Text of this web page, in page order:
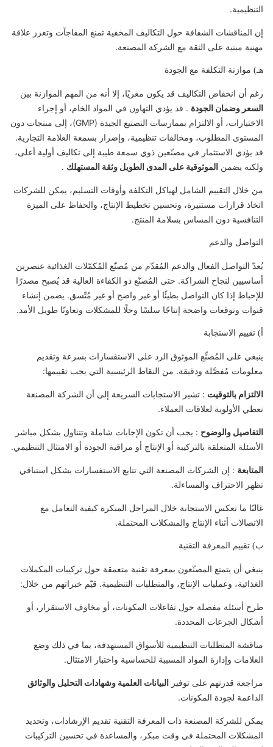
التنظيمية.
إن المناقشات الشفافة حول التكاليف المخفية تمنع المفاجآت وتعزز علاقة
مهنية مبنية على الثقة مع الشركة المصنعة.
هـ) موازنة التكلفة مع الجودة
رغم أن انخفاض التكاليف قد يكون مغريًا، إلا أنه من المهم الموازنة بين
السعر وضمان الجودة . قد يؤدي التهاون في المواد الخام، أو إجراء
الاختبارات، أو الالتزام بممارسات التصنيع الجيدة (GMP)، إلى منتجات دون
المستوى المطلوب، ومخالفات تنظيمية، وإضرار بسمعة العلامة التجارية.
قد يؤدي الاستثمار في مصنّعين ذوي سمعة طيبة إلى تكاليف أولية أعلى،
ولكنه يضمن الموثوقية على المدى الطويل وثقة المستهلك .
من خلال التقييم الشامل لهياكل التكلفة وأوقات التسليم، يمكن للشركات
اتخاذ قرارات مستنيرة، وتحسين تخطيط الإنتاج، والحفاظ على الميزة
التنافسية دون المساس بسلامة المنتج.
التواصل والدعم
يُعدّ التواصل الفعال والدعم المُقدّم من مُصنّع المُكمّلات الغذائية عنصرين
أساسيين لنجاح الشراكة. حتى المُصنّع ذو الكفاءة العالية قد يُصبح مصدرًا
للإحباط إذا كان التواصل بطيئًا أو غير واضح أو غير مُتّسق. يضمن إنشاء
قنوات وتوقعات واضحة إنتاجًا سلسًا وحلًا للمشكلات وتعاونًا طويل الأمد.
أ) تقييم الاستجابة
ينبغي على المُصنِّع الموثوق الرد على الاستفسارات بسرعة وتقديم
معلومات مُفصَّلة ودقيقة. من النقاط الرئيسية التي يجب تقييمها:
الالتزام بالتوقيت : تشير الاستجابات السريعة إلى أن الشركة المصنعة
تعطي الأولوية لعلاقات العملاء.
التفاصيل والوضوح : يجب أن تكون الإجابات شاملة وتتناول بشكل مباشر
الأسئلة المتعلقة بالتركيبة أو الإنتاج أو مراقبة الجودة أو الامتثال التنظيمي.
المتابعة : إن الشركات المصنعة التي تتابع الاستفسارات بشكل استباقي
تظهر الاحتراف والمساءلة.
غالبًا ما تعكس الاستجابة خلال المراحل المبكرة كيفية التعامل مع
الاتصالات أثناء الإنتاج والمشكلات المحتملة.
ب) تقييم المعرفة التقنية
ينبغي أن يتمتع المصنّعون بمعرفة تقنية متعمقة حول تركيبات المكملات
الغذائية، وعمليات الإنتاج، والمتطلبات التنظيمية. قيّم خبراتهم من خلال:
طرح أسئلة مفصلة حول تفاعلات المكونات، أو مخاوف الاستقرار، أو
أشكال الجرعات المحددة.
مناقشة المتطلبات التنظيمية للأسواق المستهدفة، بما في ذلك وضع
العلامات وإدارة المواد المسببة للحساسية واختبار الامتثال.
مراجعة قدرتهم على توفير البيانات العلمية وشهادات التحليل والوثائق
الداعمة لجودة المكونات.
يمكن للشركة المصنعة ذات المعرفة التقنية تقديم الإرشادات، وتحديد
المشكلات المحتملة في وقت مبكر، والمساعدة في تحسين التركيبات